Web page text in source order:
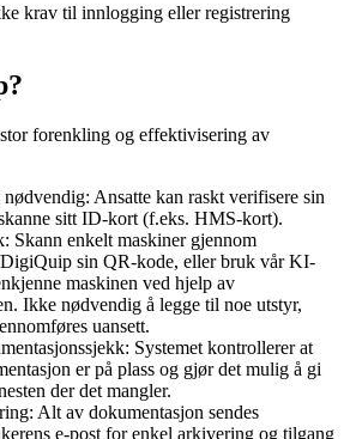
krav til innlogging eller registrering
forenkling og effektivisering av
Ansatte kan raskt verifisere sin
sitt ID-kort (f.eks. HMS-kort).
Skann enkelt maskiner gjennom
sin QR-kode, eller bruk vår KI-
maskinen ved hjelp av
Ikke nødvendig å legge til noe utstyr,
uansett.
Systemet kontrollerer at
er på plass og gjør det mulig å gi
der det mangler.
Alt av dokumentasjon sendes
e-post for enkel arkivering og tilgang